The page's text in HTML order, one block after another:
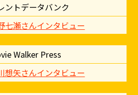
ントデータバンク
七瀬さんインタビュー
Walker Press
想矢さんインタビュー